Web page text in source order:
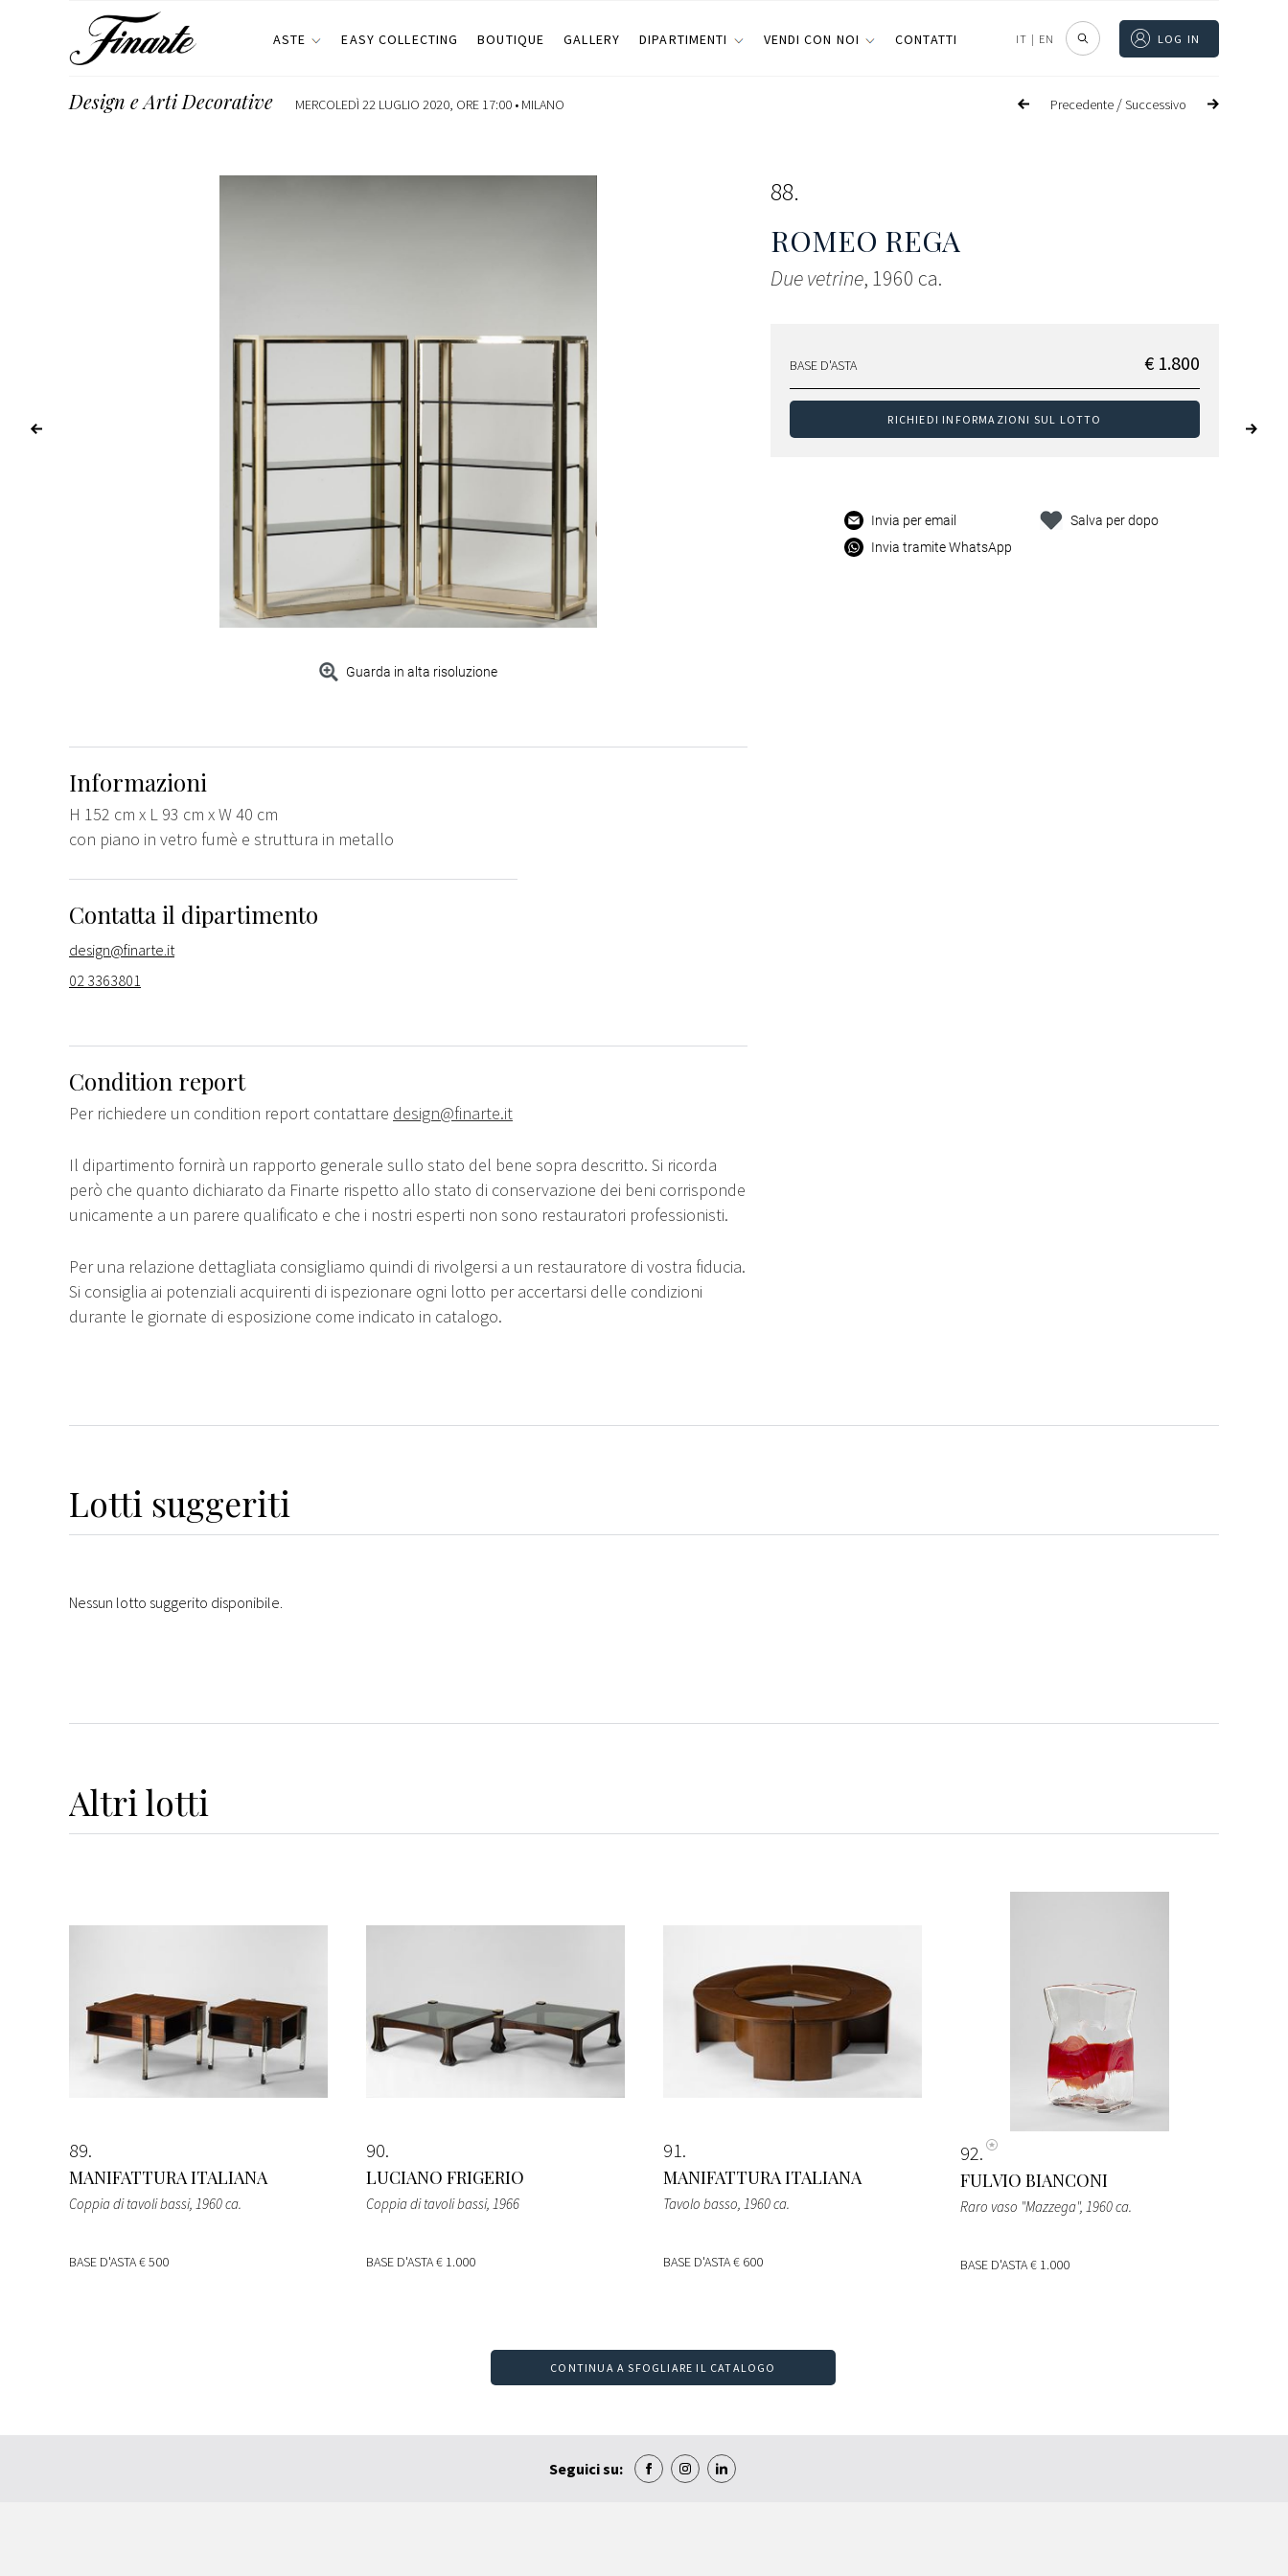
ASTE EASY COLLECTING BOUTIQUE GALLERY DIPARTIMENTI VENDI CON NOI CONTATTI IT | EN LOG IN
Precedente /Successivo
Design e Arti Decorative MERCOLEDÌ 22 LUGLIO 2020, ORE 17:00 • MILANO
Guarda in alta risoluzione
88
ROMEO REGA
Due vetrine, 1960 ca.
BASE D'ASTA € 1.800
RICHIEDI INFORMAZIONI SUL LOTTO
Invia per email
Invia tramite WhatsApp
Salva per dopo
Informazioni
H 152 cm x L 93 cm x W 40 cm
con piano in vetro fumè e struttura in metallo
Contatta il dipartimento
design@finarte.it
02 3363801
Condition report
Per richiedere un condition report contattare design@finarte.it
Il dipartimento fornirà un rapporto generale sullo stato del bene sopra descritto. Si ricorda
però che quanto dichiarato da Finarte rispetto allo stato di conservazione dei beni corrisponde
unicamente a un parere qualificato e che i nostri esperti non sono restauratori professionisti.
Per una relazione dettagliata consigliamo quindi di rivolgersi a un restauratore di vostra fiducia.
Si consiglia ai potenziali acquirenti di ispezionare ogni lotto per accertarsi delle condizioni
durante le giornate di esposizione come indicato in catalogo.
Lotti suggeriti
Nessun lotto suggerito disponibile.
Altri lotti
89
MANIFATTURA ITALIANA
Coppia di tavoli bassi, 1960 ca.
BASE D'ASTA€ 500
90
LUCIANO FRIGERIO
Coppia di tavoli bassi, 1966
BASE D'ASTA€ 1.000
91
MANIFATTURA ITALIANA
Tavolo basso, 1960 ca.
BASE D'ASTA€ 600
92
FULVIO BIANCONI
Raro vaso "Mazzega", 1960 ca.
BASE D'ASTA€ 1.000
CONTINUA A SFOGLIARE IL CATALOGO
Seguici su: